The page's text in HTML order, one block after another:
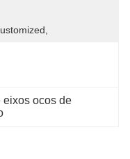
eixos ocos de